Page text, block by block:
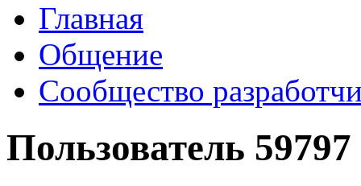
Главная
Общение
Сообщество
Пользователь 59797